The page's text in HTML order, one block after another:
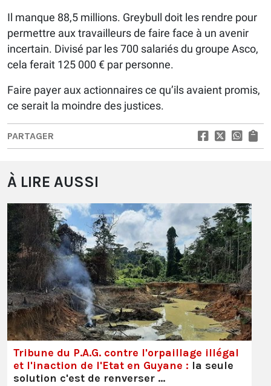
Il manque 88,5 millions. Greybull doit les rendre pour
permettre aux travailleurs de faire face à un avenir
incertain. Divisé par les 700 salariés du groupe Asco,
cela ferait 125 000 € par personne.
Faire payer aux actionnaires ce qu’ils avaient promis,
ce serait la moindre des justices.
PARTAGER
À LIRE AUSSI
Tribune du P.A.G. contre l'orpaillage illégal
et l'inaction de l'Etat en Guyane : la seule
solution c'est de renverser …